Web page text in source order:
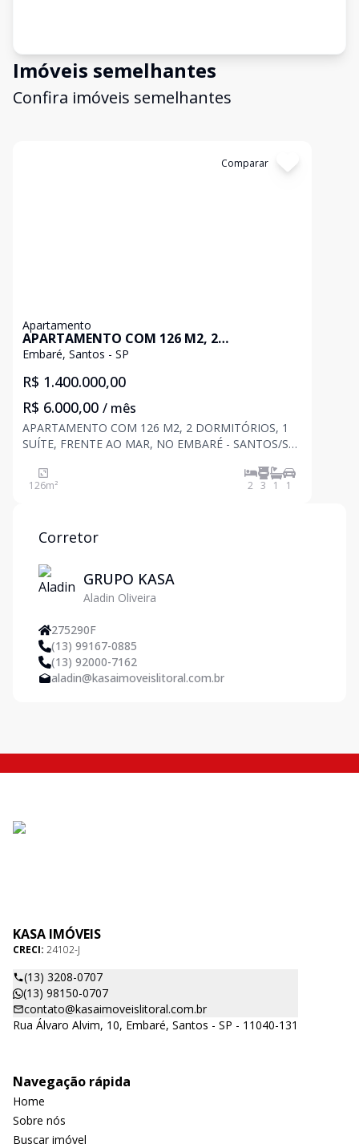
Imóveis semelhantes
Confira imóveis semelhantes
Comparar
Apartamento
APARTAMENTO COM 126 M2, 2
DORMITÓRIOS, 1 SUÍTE, FRENTE AO MAR,
Embaré, Santos - SP
R$ 1.400.000,00
R$ 6.000,00 / mês
APARTAMENTO COM 126 M2, 2 DORMITÓRIOS, 1
SUÍTE, FRENTE AO MAR, NO EMBARÉ - SANTOS/SP
ampla 2 dor
126m² 2 3 1 1
Corretor
GRUPO KASA
Aladin Oliveira
275290F
(13) 99167-0885
(13) 92000-7162
aladin@kasaimoveislitoral.com.br
KASA IMÓVEIS
CRECI: 24102-J
(13) 3208-0707
(13) 98150-0707
contato@kasaimoveislitoral.com.br
Rua Álvaro Alvim, 10, Embaré, Santos - SP - 11040-131
Navegação rápida
Home
Sobre nós
Buscar imóvel